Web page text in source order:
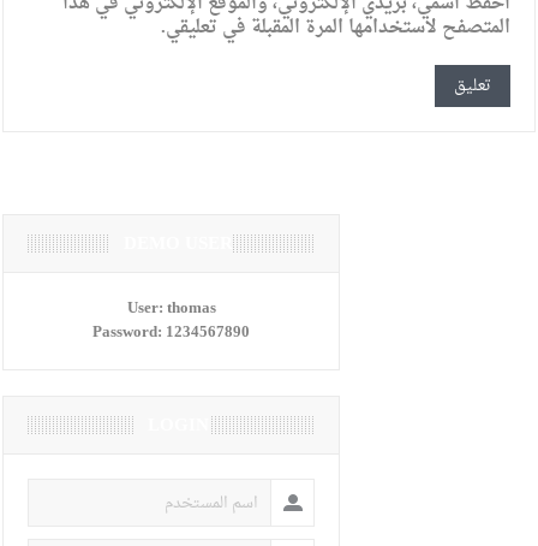
المتصفح لاستخدامها المرة المقبلة في تعليقي.
User:thomas
Password: 1234567890